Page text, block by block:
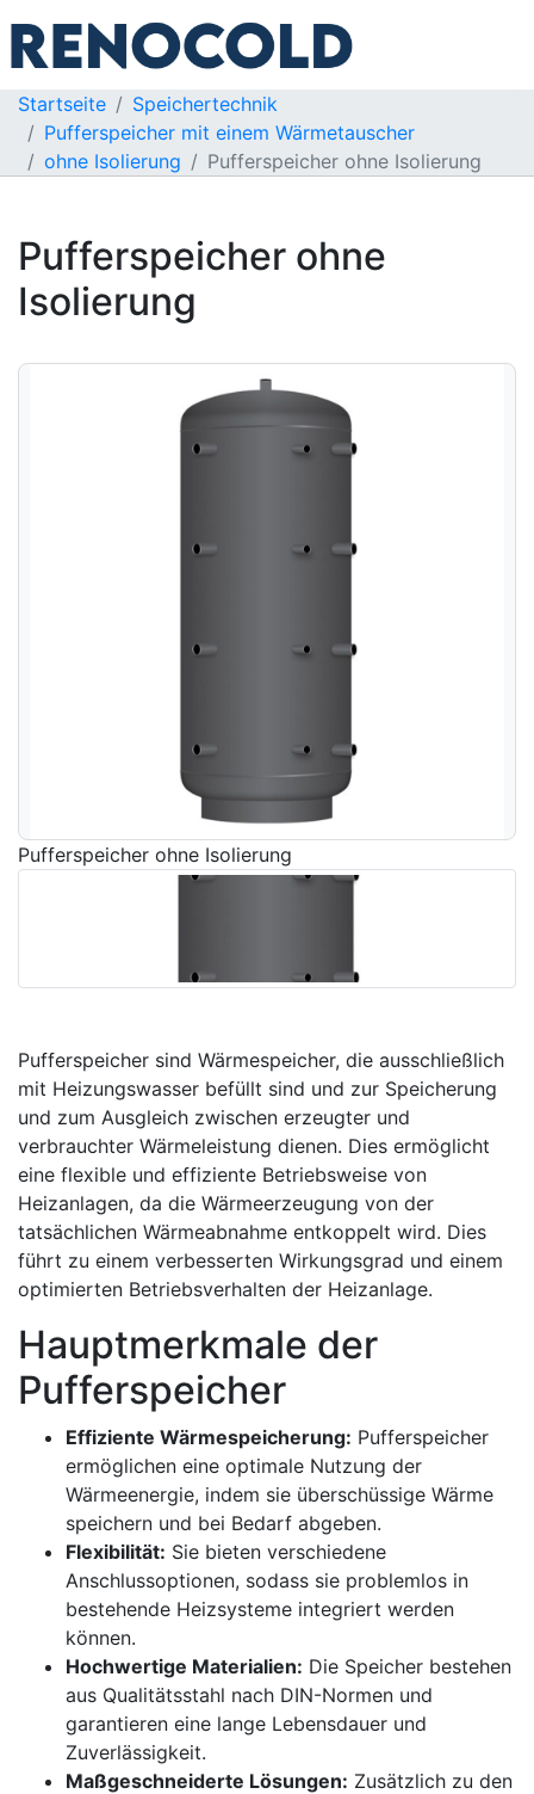
Startseite
Speichertechnik
Pufferspeicher mit einem Wärmetauscher
ohne Isolierung
Pufferspeicher ohne Isolierung
Pufferspeicher ohne
Isolierung
Pufferspeicher ohne Isolierung
Pufferspeicher sind Wärmespeicher, die ausschließlich
mit Heizungswasser befüllt sind und zur Speicherung
und zum Ausgleich zwischen erzeugter und
verbrauchter Wärmeleistung dienen. Dies ermöglicht
eine flexible und effiziente Betriebsweise von
Heizanlagen, da die Wärmeerzeugung von der
tatsächlichen Wärmeabnahme entkoppelt wird. Dies
führt zu einem verbesserten Wirkungsgrad und einem
optimierten Betriebsverhalten der Heizanlage.
Hauptmerkmale der
Pufferspeicher
Effiziente Wärmespeicherung: Pufferspeicher
ermöglichen eine optimale Nutzung der
Wärmeenergie, indem sie überschüssige Wärme
speichern und bei Bedarf abgeben.
Flexibilität: Sie bieten verschiedene
Anschlussoptionen, sodass sie problemlos in
bestehende Heizsysteme integriert werden
können.
Hochwertige Materialien: Die Speicher bestehen
aus Qualitätsstahl nach DIN-Normen und
garantieren eine lange Lebensdauer und
Zuverlässigkeit.
Maßgeschneiderte Lösungen: Zusätzlich zu den